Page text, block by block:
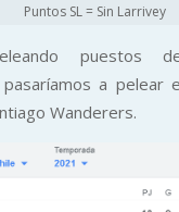
Puntos SL = Sin Larrivey
puestos de
pasaríamos a pelear
Wanderers.